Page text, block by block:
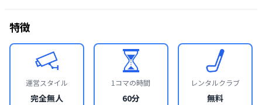
特徴
運営スタイル
完全無人
1コマの時間
60分
レンタルクラブ
無料